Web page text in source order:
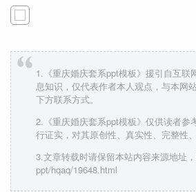
1.《重庆婚庆套系ppt模板》援引自互联
息知识，仅代表作者本人观点，与本网
下方联系方式。
2.《重庆婚庆套系ppt模板》仅供读者参
行证实，对其原创性、真实性、完整性
3.文章转载时请保留本站内容来源地址
ppt/hqaq/19648.html